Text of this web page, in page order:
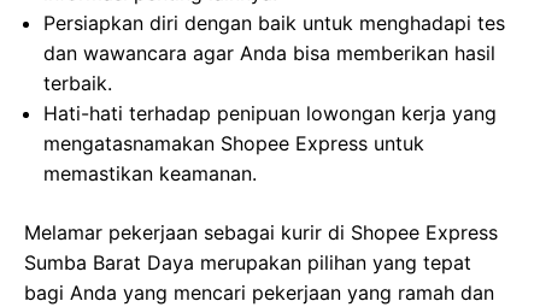
Persiapkan diri dengan baik untuk menghadapi tes
dan wawancara agar Anda bisa memberikan hasil
terbaik.
Hati-hati terhadap penipuan lowongan kerja yang
mengatasnamakan Shopee Express untuk
memastikan keamanan.
Melamar pekerjaan sebagai kurir di Shopee Express
Sumba Barat Daya merupakan pilihan yang tepat
bagi Anda yang mencari pekerjaan yang ramah dan